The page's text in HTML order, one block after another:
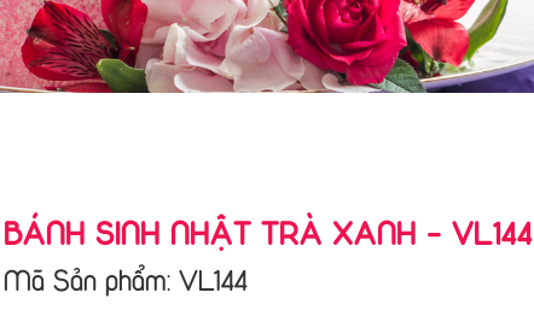
BÁNH SINH NHẬT TRÀ XANH - VL144
Mã Sản phẩm: VL144